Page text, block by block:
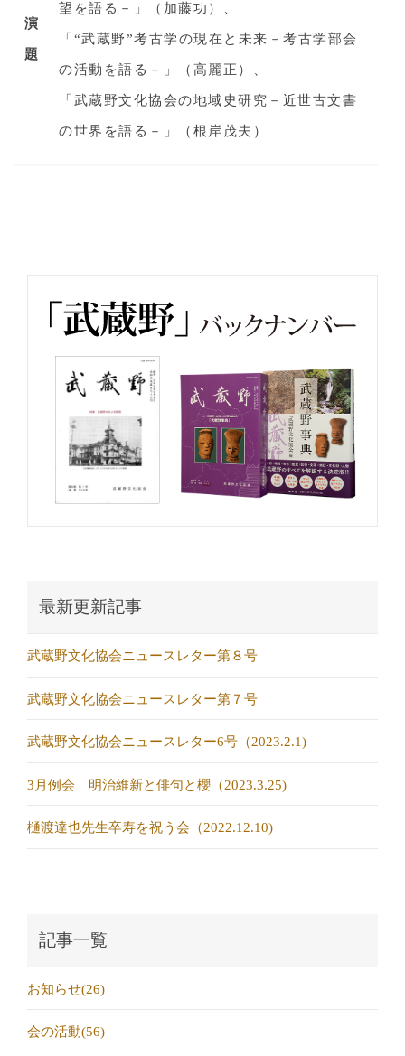
演
題
望を語る－」（加藤功）、
「“武蔵野”考古学の現在と未来－考古学部会
の活動を語る－」（高麗正）、
「武蔵野文化協会の地域史研究－近世古文書
の世界を語る－」（根岸茂夫）
最新更新記事
武蔵野文化協会ニュースレター第８号
武蔵野文化協会ニュースレター第７号
武蔵野文化協会ニュースレター6号（2023.2.1)
3月例会 明治維新と俳句と櫻（2023.3.25)
樋渡達也先生卒寿を祝う会（2022.12.10)
記事一覧
お知らせ(26)
会の活動(56)